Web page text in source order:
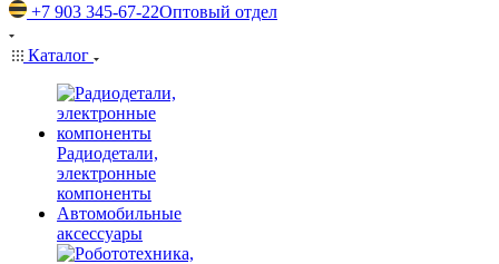
+7 903 345-67-22Оптовый отдел
Каталог
Радиодетали,
электронные
компоненты
Автомобильные
аксессуары